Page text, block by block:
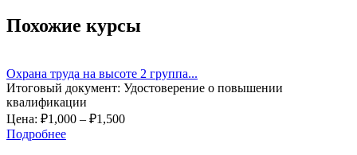
Похожие курсы
Охрана труда на высоте 2 группа...
Итоговый документ: Удостоверение о повышении
квалификации
Цена: ₽1,000 – ₽1,500
Подробнее